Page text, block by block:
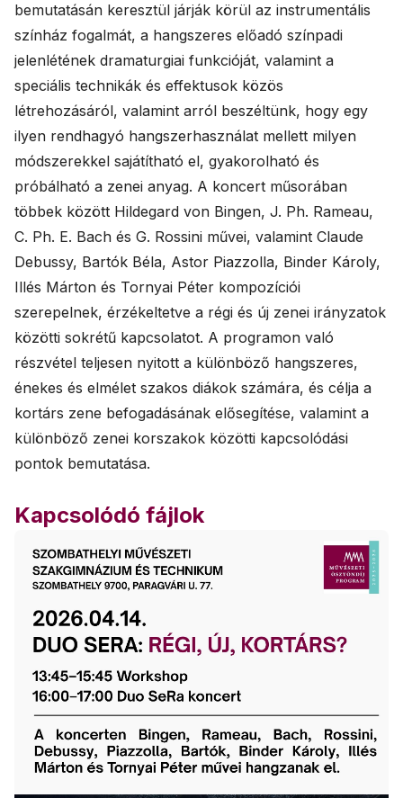
bemutatásán keresztül járják körül az instrumentális
színház fogalmát, a hangszeres előadó színpadi
jelenlétének dramaturgiai funkcióját, valamint a
speciális technikák és effektusok közös
létrehozásáról, valamint arról beszéltünk, hogy egy
ilyen rendhagyó hangszerhasználat mellett milyen
módszerekkel sajátítható el, gyakorolható és
próbálható a zenei anyag. A koncert műsorában
többek között Hildegard von Bingen, J. Ph. Rameau,
C. Ph. E. Bach és G. Rossini művei, valamint Claude
Debussy, Bartók Béla, Astor Piazzolla, Binder Károly,
Illés Márton és Tornyai Péter kompozíciói
szerepelnek, érzékeltetve a régi és új zenei irányzatok
közötti sokrétű kapcsolatot. A programon való
részvétel teljesen nyitott a különböző hangszeres,
énekes és elmélet szakos diákok számára, és célja a
kortárs zene befogadásának elősegítése, valamint a
különböző zenei korszakok közötti kapcsolódási
pontok bemutatása.
Kapcsolódó fájlok